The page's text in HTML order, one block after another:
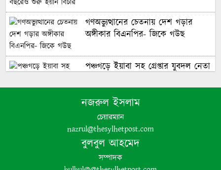
গণঅভ্যুত্থানের চেতনায় দেশ গড়ার
অঙ্গীকার বিএনপির- জিকে গউছ
পঞ্চগড়ে ইয়াবা সহ গ্রেপ্তার যুবদল নেতা
পঞ্চগড়ে এক শিক্ষককে গাছে বেঁধে
মধ্যযুগীয় কায়দায় নির্যাতন, থানায়
এজাহার দায়ের
নজরুল ইসলাম
চেয়ারম্যান
nazrul@thesylhetpost.com
বুলবুল আহমেদ
সম্পাদক